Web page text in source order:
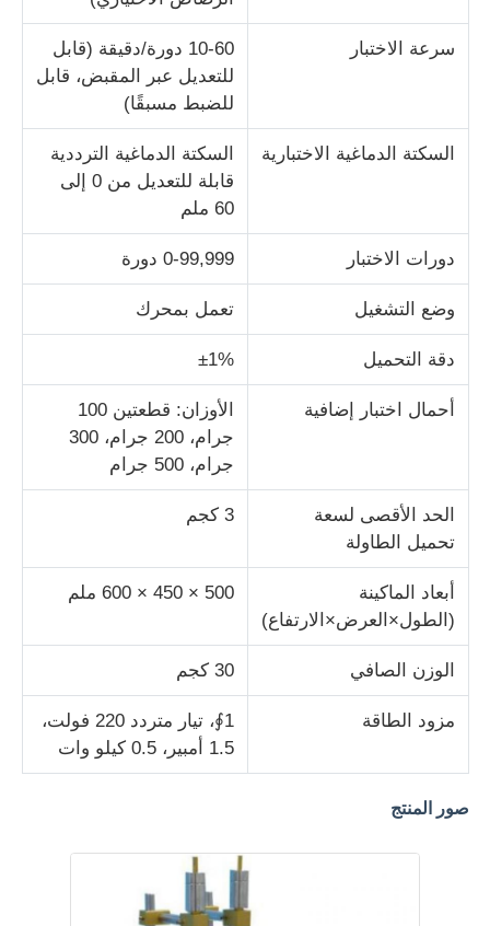
آلة اختبار التأثير
آلة اختبار الكشط
معدات اختبار الأحذية
معدات اختبار مواد البناء
معدات اختبار التعبئة
آلة اختبار النسيج
جهاز التحكم بدرجة الحرارة والرطوبة
اختبار القسوة
سرعة الاختبار
10-60 دورة/دقيقة (قابل
للتعديل عبر المقبض، قابل
للضبط مسبقًا)
السكتة الدماغية الاختبارية
السكتة الدماغية الترددية
قابلة للتعديل من 0 إلى
60 ملم
دورات الاختبار 0-99,999 دورة
وضع التشغيل تعمل بمحرك
دقة التحميل ±1%
أحمال اختبار إضافية
الأوزان: قطعتين 100
جرام، 200 جرام، 300
جرام، 500 جرام
الحد الأقصى لسعة
تحميل الطاولة
3 كجم
أبعاد الماكينة
(الطول×العرض×الارتفاع)
500 × 450 × 600 ملم
الوزن الصافي 30 كجم
مزود الطاقة
1∮، تيار متردد 220 فولت،
1.5 أمبير، 0.5 كيلو وات
صور المنتج